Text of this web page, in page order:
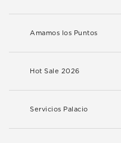
Amamos los Puntos
Hot Sale 2026
Servicios Palacio